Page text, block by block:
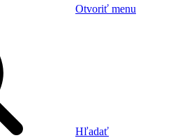
Otvoriť menu
Hľadať